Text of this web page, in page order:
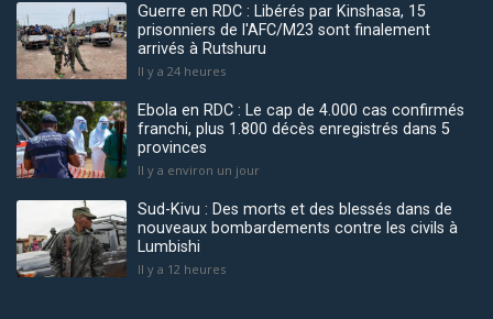
Guerre en RDC : Libérés par Kinshasa, 15
prisonniers de l'AFC/M23 sont finalement
arrivés à Rutshuru
Il y a 24 heures
Ebola en RDC : Le cap de 4.000 cas confirmés
franchi, plus 1.800 décès enregistrés dans 5
provinces
Il y a environ un jour
Sud-Kivu : Des morts et des blessés dans de
nouveaux bombardements contre les civils à
Lumbishi
Il y a 12 heures